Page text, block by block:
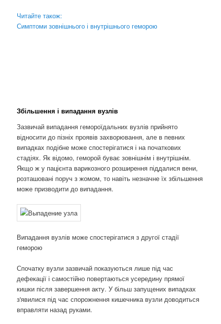
Читайте також:
Симптоми зовнішнього і внутрішнього геморою
Збільшення і випадання вузлів
Зазвичай випадання гемороїдальних вузлів прийнято
відносити до пізніх проявів захворювання, але в певних
випадках подібне може спостерігатися і на початкових
стадіях. Як відомо, геморой буває зовнішнім і внутрішнім.
Якщо ж у пацієнта варикозного розширення піддалися вени,
розташовані поруч з жомом, то навіть незначне їх збільшення
може призводити до випадання.
Випадання вузлів може спостерігатися з другої стадії
геморою
Спочатку вузли зазвичай показуються лише під час
дефекації і самостійно повертаються усередину прямої
кишки після завершення акту. У більш запущених випадках
з'явилися під час спорожнення кишечника вузли доводиться
вправляти назад руками.